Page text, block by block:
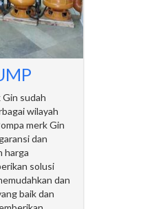
Gin sudah
wilayah
merk Gin
dan
harga
solusi
dan
baik dan